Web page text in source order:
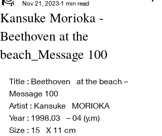
Kansuke Morioka -
Beethoven at the
beach_Message 100
Nov 21, 2023 1 min read
Title : Beethoven   at the beach –
Message 100
Artist : Kansuke   MORIOKA
Year : 1998.03   – 04 (y.m)
Size : 15   X 11 cm